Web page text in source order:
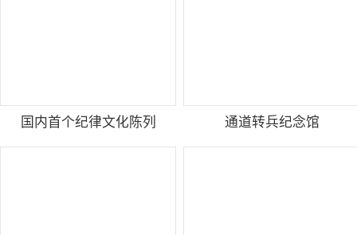
国内首个纪律文化陈列 通道转兵纪念馆